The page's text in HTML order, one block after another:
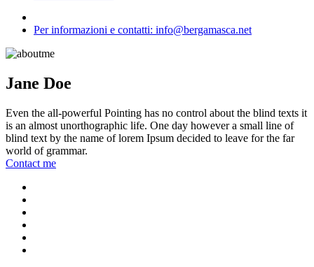
Per informazioni e contatti: info@bergamasca.net
Jane Doe
Even the all-powerful Pointing has no control about the blind texts it
is an almost unorthographic life. One day however a small line of
blind text by the name of lorem Ipsum decided to leave for the far
world of grammar.
Contact me